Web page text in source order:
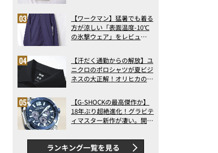
記事ランキングベスト3】
（2026年6月版）
【ワークマン】猛暑でも着る
方が涼しい「表面温度-10℃
の氷撃ウェア」をレビュ
【汗だく通勤からの解放】ユ
ニクロのポロシャツが夏ビジ
ネスの大正解！オリヒカの透
アの実力
【G-SHOCKの最高傑作か】
18年ぶり超絶進化！グラビテ
ィマスター新作が凄い。開発
新ムーブメントの衝撃
ランキング一覧を見る